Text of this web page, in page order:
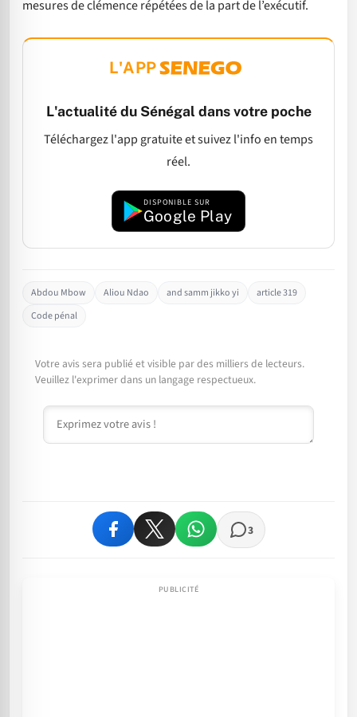
mesures de clémence répétées de la part de l’exécutif.
L'APP
L'actualité du Sénégal dans votre poche
Téléchargez l'app gratuite et suivez l'info en temps
réel.
DISPONIBLE SUR
Google Play
Abdou Mbow Aliou Ndao and samm jikko yi
article 319
Code pénal
Votre avis sera publié et visible par des milliers de lecteurs.
Veuillez l'exprimer dans un langage respectueux.
Commentaire
3